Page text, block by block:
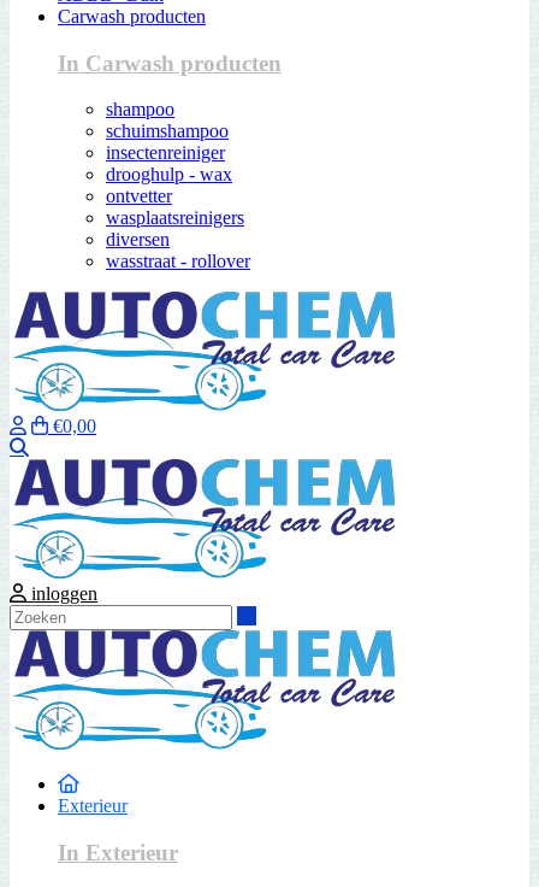
Carwash producten
In Carwash producten
shampoo
schuimshampoo
insectenreiniger
drooghulp - wax
ontvetter
wasplaatsreinigers
diversen
wasstraat - rollover
€0,00
inloggen
Exterieur
In Exterieur